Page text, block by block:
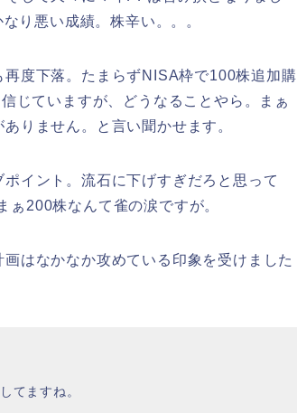
り悪い成績。株辛い。。。
度下落。たまらずNISA枠で100株追加購
じていますが、どうなることやら。まぁ
りません。と言い聞かせます。
イント。流石に下げすぎだろと思って
200株なんて雀の涙ですが。
はなかなか攻めている印象を受けました
てますね。